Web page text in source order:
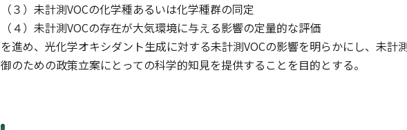
（３）未計測VOCの化学種あるいは化学種群の同定
（４）未計測VOCの存在が大気環境に与える影響の定量的な評価
を進め、光化学オキシダント生成に対する未計測VOCの影響を明らかにし、未計
御のための政策立案にとっての科学的知見を提供することを目的とする。